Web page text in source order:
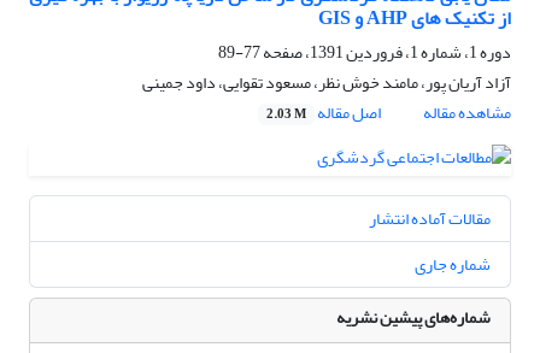
از تکنیک های AHP و GIS
دوره 1، شماره 1، فروردین 1391، صفحه
77-89
آزاد آریان پور، مامند خوش نظر، مسعود تقوایی، داود جمینی
مشاهده مقاله
اصل مقاله 2.03 M
مقالات آماده انتشار
شماره جاری
شماره‌های پیشین نشریه